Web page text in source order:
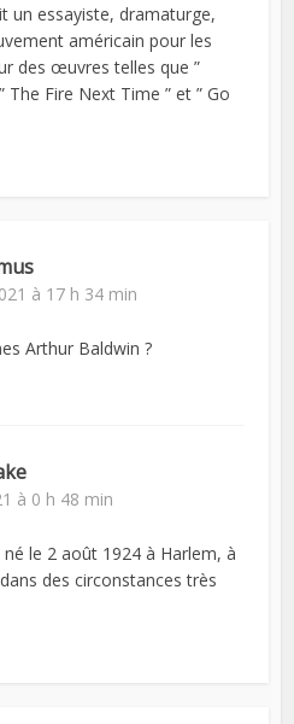
un essayiste, dramaturge,
américain pour les
des œuvres telles que ”
Fire Next Time ” et ” Go
à 17 h 34 min
Arthur Baldwin ?
à 0 h 48 min
le 2 août 1924 à Harlem, à
des circonstances très